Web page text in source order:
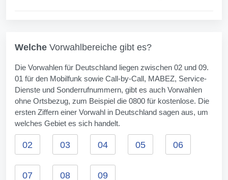
Welche Vorwahlbereiche gibt es?
Die Vorwahlen für Deutschland liegen zwischen 02 und 09.
01 für den Mobilfunk sowie Call-by-Call, MABEZ, Service-
Dienste und Sonderrufnummern, gibt es auch Vorwahlen
ohne Ortsbezug, zum Beispiel die 0800 für kostenlose. Die
ersten Ziffern einer Vorwahl in Deutschland sagen aus, um
welches Gebiet es sich handelt.
02 03 04 05 06
07 08 09